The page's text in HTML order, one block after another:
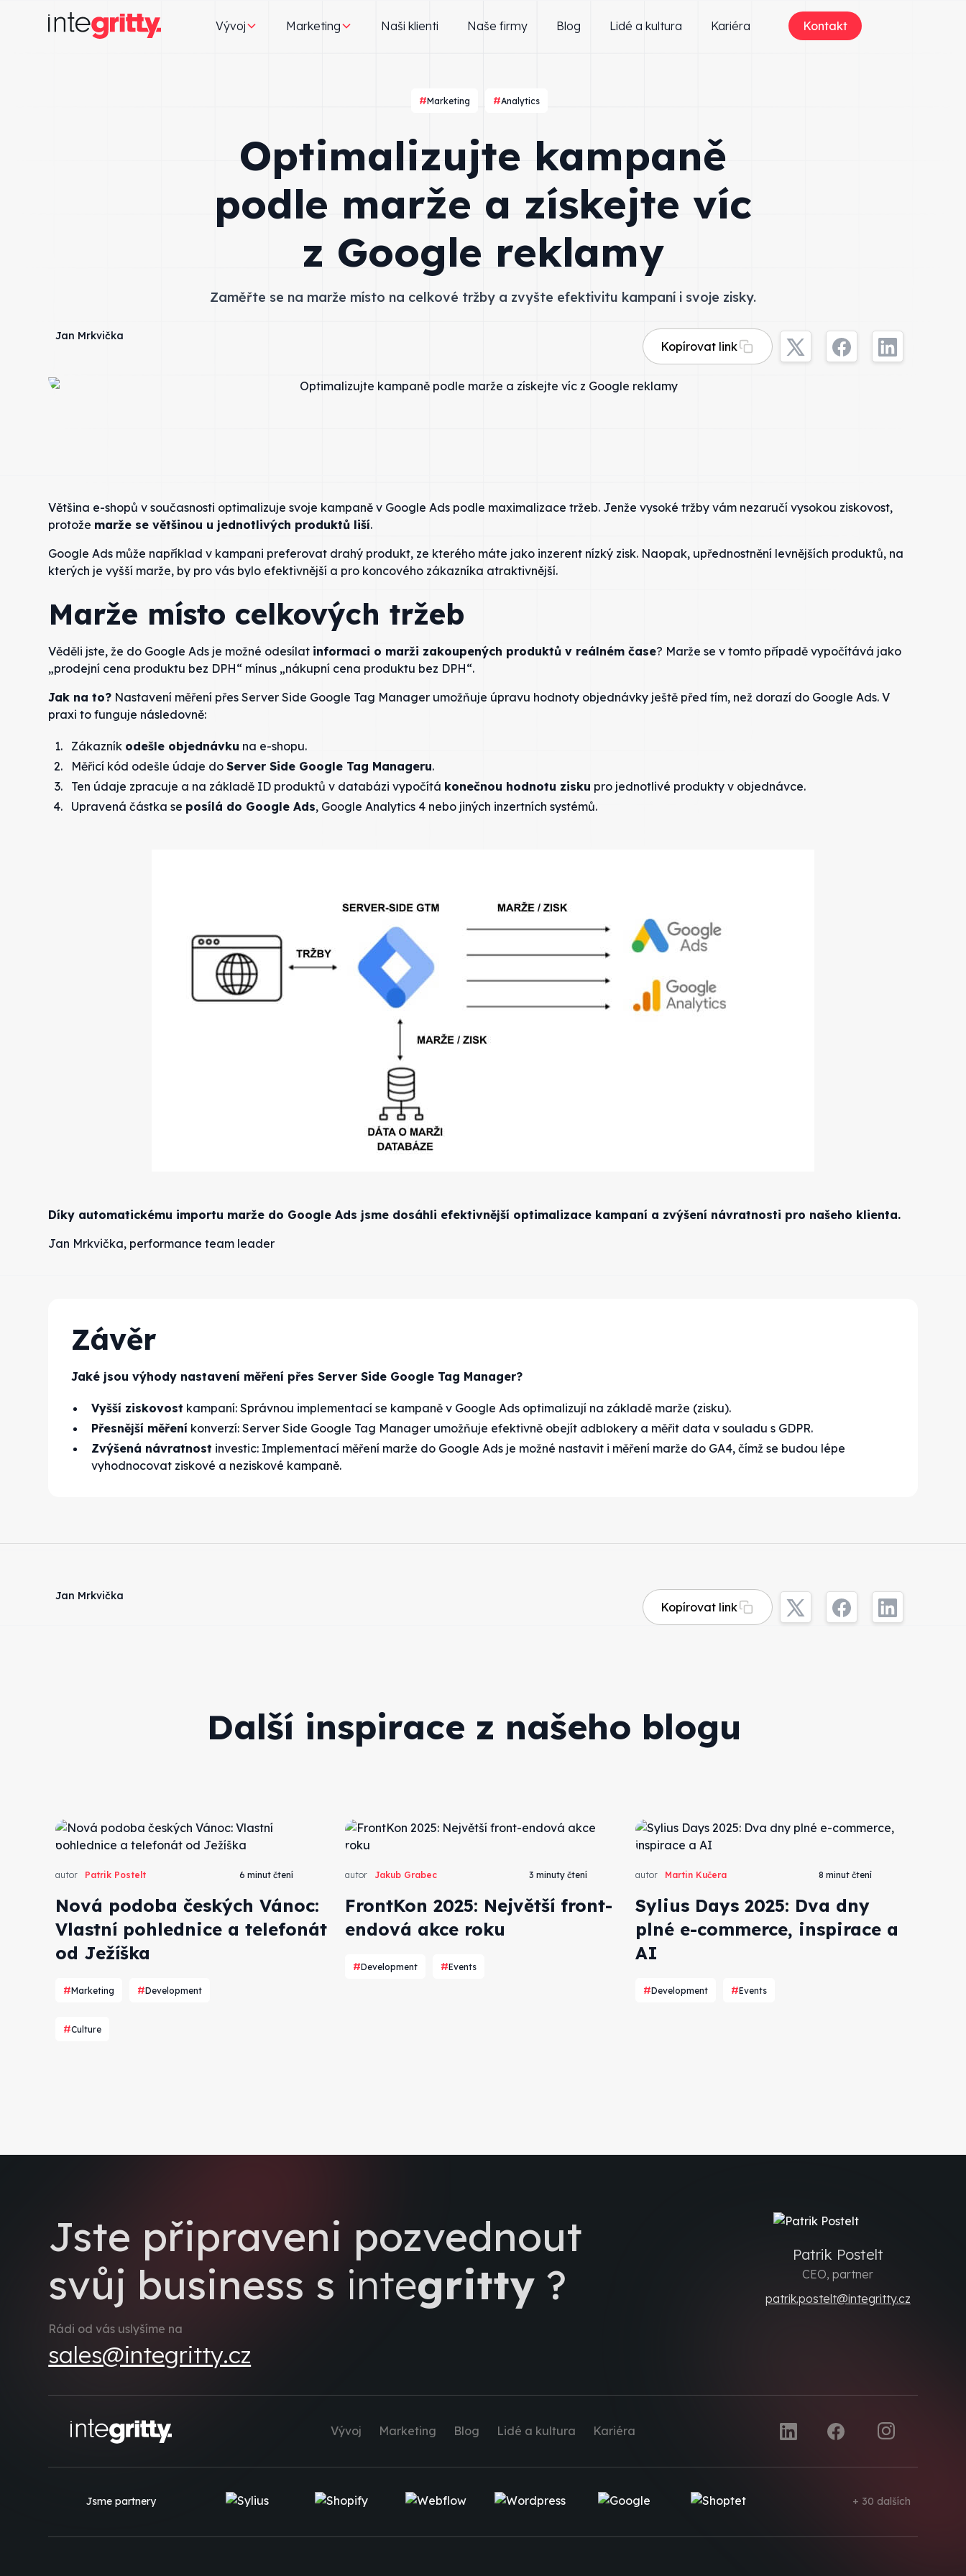
Vývoj Marketing Naši klienti Naše firmy Blog Lidé a kultura Kariéra Kontakt
Marketing Analytics
Optimalizujte kampaně
podle marže a získejte víc
z Google reklamy
Zaměřte se na marže místo na celkové tržby a zvyšte efektivitu kampaní i svoje zisky.
Jan Mrkvička
Kopírovat link
Většina e-shopů v současnosti optimalizuje svoje kampaně v Google Ads podle maximalizace tržeb. Jenže vysoké tržby vám nezaručí vysokou ziskovost,
protože marže se většinou u jednotlivých produktů liší.
Google Ads může například v kampani preferovat drahý produkt, ze kterého máte jako inzerent nízký zisk. Naopak, upřednostnění levnějších produktů, na
kterých je vyšší marže, by pro vás bylo efektivnější a pro koncového zákazníka atraktivnější.
Marže místo celkových tržeb
Věděli jste, že do Google Ads je možné odesílat informaci o marži zakoupených produktů v reálném čase? Marže se v tomto případě vypočítává jako
„prodejní cena produktu bez DPH“ mínus „nákupní cena produktu bez DPH“.
Jak na to? Nastavení měření přes Server Side Google Tag Manager umožňuje úpravu hodnoty objednávky ještě před tím, než dorazí do Google Ads. V
praxi to funguje následovně:
Zákazník odešle objednávku na e-shopu.
Měřicí kód odešle údaje doServer Side Google Tag Manageru.
Ten údaje zpracuje a na základě ID produktů v databázi vypočítá konečnou hodnotu zisku pro jednotlivé produkty v objednávce.
Upravená částka se posílá do Google Ads, Google Analytics 4 nebo jiných inzertních systémů.
Díky automatickému importu marže do Google Ads jsme dosáhli efektivnější optimalizace kampaní a zvýšení návratnosti pro našeho klienta.
Jan Mrkvička, performance team leader
Závěr
Jaké jsou výhody nastavení měření přes Server Side Google Tag Manager?
Vyšší ziskovost kampaní: Správnou implementací se kampaně v Google Ads optimalizují na základě marže (zisku).
Přesnější měření konverzí: Server Side Google Tag Manager umožňuje efektivně obejít adblokery a měřit data v souladu s GDPR.
Zvýšená návratnost investic: Implementací měření marže do Google Ads je možné nastavit i měření marže do GA4, čímž se budou lépe
vyhodnocovat ziskové a neziskové kampaně.
Jan Mrkvička
Kopírovat link
Další inspirace z našeho blogu
autor Patrik Postelt 6 minut čtení
Nová podoba českých Vánoc:
Vlastní pohlednice a telefonát
od Ježíška
Marketing Development
Culture
autor Jakub Grabec 3 minuty čtení
FrontKon 2025: Největší front-
endová akce roku
Development Events
autor Martin Kučera 8 minut čtení
Sylius Days 2025: Dva dny
plné e-commerce, inspirace a
AI
Development Events
Jste připraveni pozvednout
svůj business s integritty ?
Rádi od vás uslyšíme na
sales@integritty.cz
Patrik Postelt
CEO, partner
patrik.postelt@integritty.cz
Vývoj Marketing Blog Lidé a kultura Kariéra
Jsme partnery + 30 dalších